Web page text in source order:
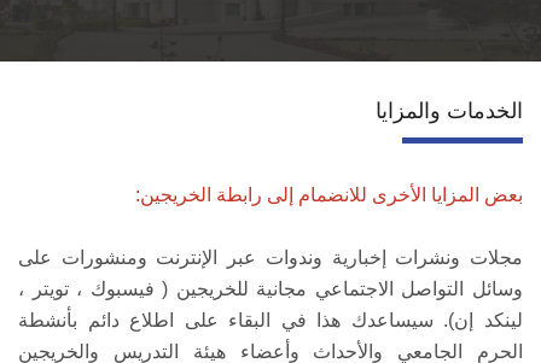
الخدمات والمزايا
بعض المزايا الأخرى للانضمام إلى رابطة الخريجين:
مجلات ونشرات إخبارية وندوات عبر الإنترنت ومنشورات على
وسائل التواصل الاجتماعي مجانية للخريجين ( فيسبوك ، تويتر ،
لينكد إن). سيساعدك هذا في البقاء على اطلاع دائم بأنشطة
الحرم الجامعي والأحداث وأعضاء هيئة التدريس والخريجين